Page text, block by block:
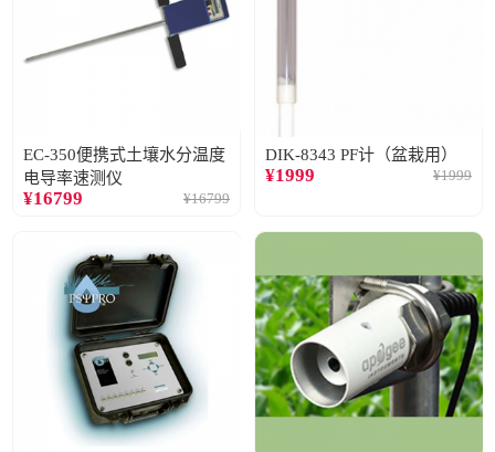
EC-350便携式土壤水分温度
电导率速测仪
¥16799 ¥16799
DIK-8343 PF计（盆栽用）
¥1999 ¥1999